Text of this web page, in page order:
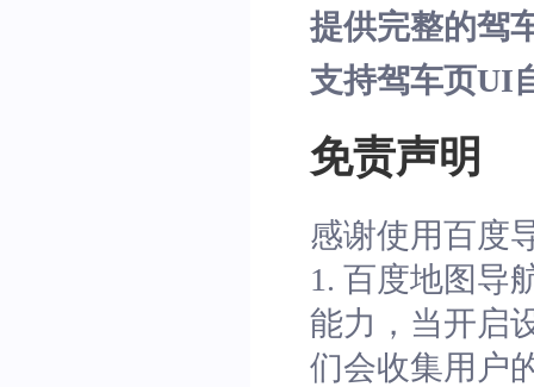
提供完整的驾
支持驾车页UI
免责声明
感谢使用百度
1. 百度地图导
能力，当开启
们会收集用户